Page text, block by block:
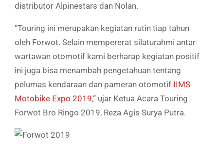
distributor Alpinestars dan Nolan.
“Touring ini merupakan kegiatan rutin tiap tahun
oleh Forwot. Selain mempererat silaturahmi antar
wartawan otomotif kami berharap kegiatan positif
ini juga bisa menambah pengetahuan tentang
pelumas kendaraan dan pameran otomotif IIMS
Motobike Expo 2019,” ujar Ketua Acara Touring
Forwot Bro Ringo 2019, Reza Agis Surya Putra.